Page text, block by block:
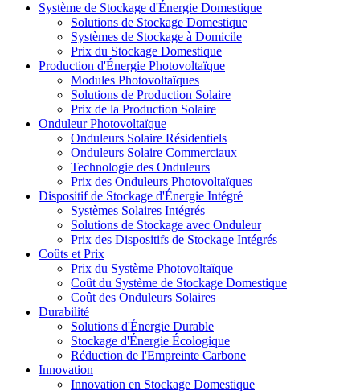
Système de Stockage d'Énergie Domestique
Solutions de Stockage Domestique
Systèmes de Stockage à Domicile
Prix du Stockage Domestique
Production d'Énergie Photovoltaïque
Modules Photovoltaïques
Solutions de Production Solaire
Prix de la Production Solaire
Onduleur Photovoltaïque
Onduleurs Solaire Résidentiels
Onduleurs Solaire Commerciaux
Technologie des Onduleurs
Prix des Onduleurs Photovoltaïques
Dispositif de Stockage d'Énergie Intégré
Systèmes Solaires Intégrés
Solutions de Stockage avec Onduleur
Prix des Dispositifs de Stockage Intégrés
Coûts et Prix
Prix du Système Photovoltaïque
Coût du Système de Stockage Domestique
Coût des Onduleurs Solaires
Durabilité
Solutions d'Énergie Durable
Stockage d'Énergie Écologique
Réduction de l'Empreinte Carbone
Innovation
Innovation en Stockage Domestique